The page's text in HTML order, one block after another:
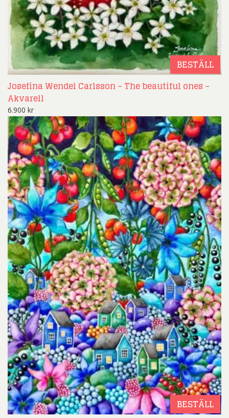
BESTÄLL
Josefina Wendel Carlsson – The beautiful ones –
Akvarell
6.900 kr
BESTÄLL